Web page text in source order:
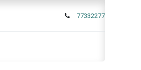
77332277